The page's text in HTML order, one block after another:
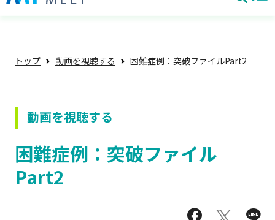
トップ 動画を視聴する 困難症例：突破ファイルPart2
動画を視聴する
困難症例：突破ファイル
Part2